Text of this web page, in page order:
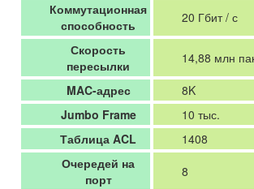
Коммутационная
способность
20 Гбит / с
Скорость
пересылки
14,88 млн
MAC-адрес
8K
Jumbo Frame
10 тыс.
Таблица ACL
1408
Очередей на
порт
8